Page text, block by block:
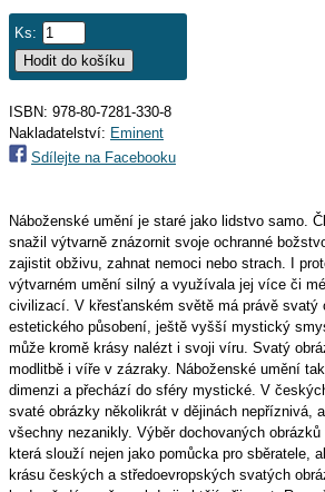
Ks:
ISBN: 978-80-7281-330-8
Nakladatelství: Eminent
Sdílejte na Facebooku
Náboženské umění je staré jako lidstvo samo.
snažil výtvarně znázornit svoje ochranné
zajistit obživu, zahnat nemoci nebo strach. I
výtvarném umění silný a využívala jej více či
civilizací. V křesťanském světě má právě svatý
estetického působení, ještě vyšší mystický
může kromě krásy nalézt i svoji víru. Svatý
modlitbě i víře v zázraky. Náboženské umění
dimenzi a přechází do sféry mystické. V
svaté obrázky několikrát v dějinách nepříznivá,
všechny nezanikly. Výběr dochovaných
která slouží nejen jako pomůcka pro sběratele,
krásu českých a středoevropských svatých